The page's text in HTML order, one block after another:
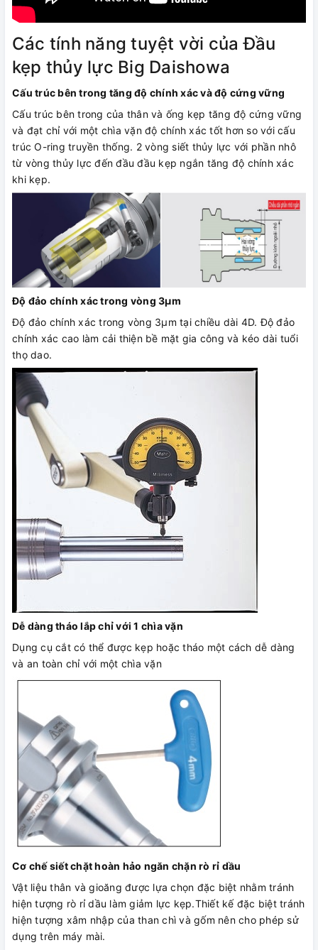
Các tính năng tuyệt vời của Đầu
kẹp thủy lực Big Daishowa
Cấu trúc bên trong tăng độ chính xác và độ cứng vững
Cấu trúc bên trong của thân và ống kẹp tăng độ cứng vững
và đạt chỉ với một chìa vặn độ chính xác tốt hơn so với cấu
trúc O-ring truyền thống. 2 vòng siết thủy lực với phần nhô
từ vòng thủy lực đến đầu đầu kẹp ngắn tăng độ chính xác
khi kẹp.
Độ đảo chính xác trong vòng 3µm
Độ đảo chính xác trong vòng 3µm tại chiều dài 4D. Độ đảo
chính xác cao làm cải thiện bề mặt gia công và kéo dài tuổi
thọ dao.
Dễ dàng tháo lắp chỉ với 1 chìa vặn
Dụng cụ cắt có thể được kẹp hoặc tháo một cách dễ dàng
và an toàn chỉ với một chìa vặn
Cơ chế siết chặt hoàn hảo ngăn chặn rò rỉ dầu
Vật liệu thân và gioăng được lựa chọn đặc biệt nhằm tránh
hiện tượng rò rỉ dầu làm giảm lực kẹp.Thiết kế đặc biệt tránh
hiện tượng xâm nhập của than chì và gốm nên cho phép sử
dụng trên máy mài.